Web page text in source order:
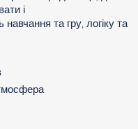
і
та гру, логіку та